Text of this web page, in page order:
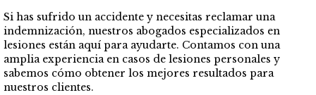
Si has sufrido un accidente y necesitas reclamar una
indemnización, nuestros abogados especializados en
lesiones están aquí para ayudarte. Contamos con una
amplia experiencia en casos de lesiones personales y
sabemos cómo obtener los mejores resultados para
nuestros clientes.